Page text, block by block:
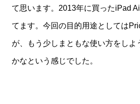
て思います。2013年に買ったiPad
てます。今回の目的用途としては
が、もう少しまともな使い方をしよ
かなという感じでした。